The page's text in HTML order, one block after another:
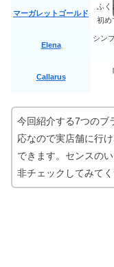
大
ネ
キ
マーガレットゴールド
ふく
初め
Elena
シン
Callarus
今回紹介する7つのブ
応なので実店舗に行
できます。センスの
非チェックしてみてく